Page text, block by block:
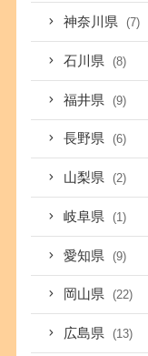
神奈川県 (7)
石川県 (8)
福井県 (9)
長野県 (6)
山梨県 (2)
岐阜県 (1)
愛知県 (9)
岡山県 (22)
広島県 (13)